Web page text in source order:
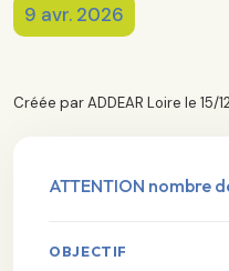
9 avr. 2026
Créée par ADDEAR Loire le
ATTENTION nombre
OBJECTIF